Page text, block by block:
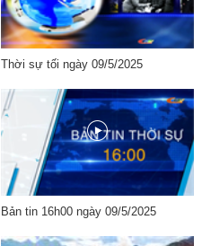
Thời sự tối ngày 09/5/2025
Bản tin 16h00 ngày 09/5/2025